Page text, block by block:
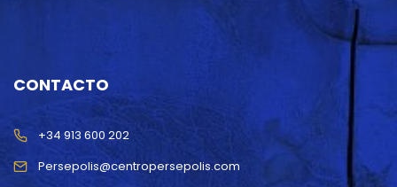
CONTACTO
Persepolis@centropersepolis.com
+34 913 600 202